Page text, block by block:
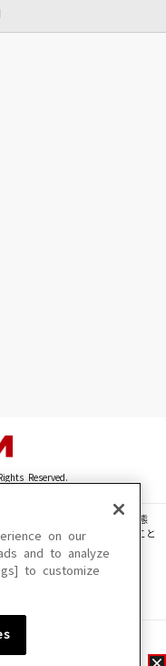
Reserved.
・動画・音声等を、手段や形態
、転載、ファイル化などすること
い場合があります。
場合があります。
on our
and to analyze
to customize